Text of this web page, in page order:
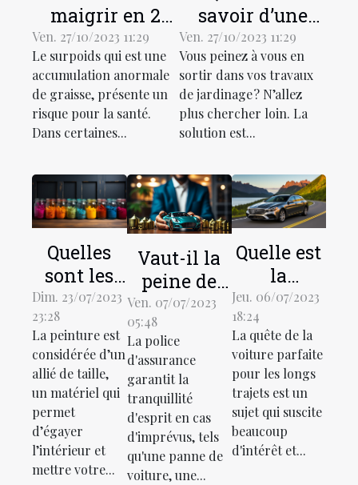
maigrir en 2
mois ?
Ven. 27/10/2023 11:29
Le surpoids qui est une
accumulation anormale
de graisse, présente un
risque pour la santé.
Dans certaines...
savoir d’une
débroussailleuse
électrique ?
Ven. 27/10/2023 11:29
Vous peinez à vous en
sortir dans vos travaux
de jardinage ? N’allez
plus chercher loin. La
solution est...
Quelles
sont les
meilleures
façons
d’utiliser
la
peinture
dans
votre
maison ?
Dim. 23/07/2023
23:28
La peinture est
considérée d’un
allié de taille,
un matériel qui
permet
d’égayer
l’intérieur et
mettre votre...
Vaut-il la
peine de
faire appel
à des
agences
d'assurance
?
Ven. 07/07/2023
05:48
La police
d'assurance
garantit la
tranquillité
d'esprit en cas
d'imprévus, tels
qu'une panne de
voiture, une...
Quelle est
la
meilleure
voiture
pour les
longs
trajets ?
Jeu. 06/07/2023
18:24
La quête de la
voiture parfaite
pour les longs
trajets est un
sujet qui suscite
beaucoup
d'intérêt et...